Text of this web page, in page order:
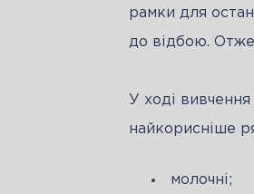
рамки для
до відбою.
У ході вивчення
найкорисніше
молочні;